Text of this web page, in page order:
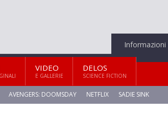
Informazioni
VIDEO
E GALLERIE
DELOS
SCIENCE FICTION
AVENGERS: DOOMSDAY NETFLIX SADIE SINK